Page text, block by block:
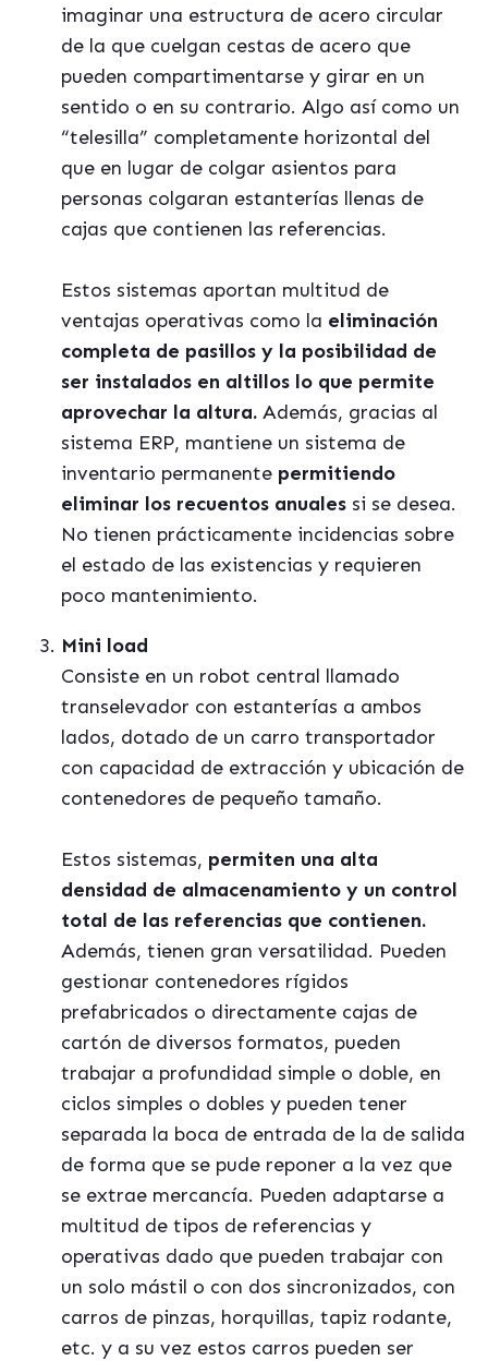
imaginar una estructura de acero circular
de la que cuelgan cestas de acero que
pueden compartimentarse y girar en un
sentido o en su contrario. Algo así como un
“telesilla” completamente horizontal del
que en lugar de colgar asientos para
personas colgaran estanterías llenas de
cajas que contienen las referencias.
Estos sistemas aportan multitud de
ventajas operativas como la eliminación
completa de pasillos y la posibilidad de
ser instalados en altillos lo que permite
aprovechar la altura. Además, gracias al
sistema ERP, mantiene un sistema de
inventario permanente permitiendo
eliminar los recuentos anuales si se desea.
No tienen prácticamente incidencias sobre
el estado de las existencias y requieren
poco mantenimiento.
Mini load
Consiste en un robot central llamado
transelevador con estanterías a ambos
lados, dotado de un carro transportador
con capacidad de extracción y ubicación de
contenedores de pequeño tamaño.
Estos sistemas, permiten una alta
densidad de almacenamiento y un control
total de las referencias que contienen.
Además, tienen gran versatilidad. Pueden
gestionar contenedores rígidos
prefabricados o directamente cajas de
cartón de diversos formatos, pueden
trabajar a profundidad simple o doble, en
ciclos simples o dobles y pueden tener
separada la boca de entrada de la de salida
de forma que se pude reponer a la vez que
se extrae mercancía. Pueden adaptarse a
multitud de tipos de referencias y
operativas dado que pueden trabajar con
un solo mástil o con dos sincronizados, con
carros de pinzas, horquillas, tapiz rodante,
etc. y a su vez estos carros pueden ser